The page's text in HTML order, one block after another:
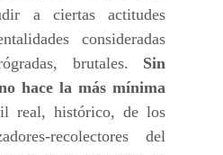
a ciertas actitudes
consideradas
brutales. Sin
hace la más mínima
real, histórico, de los
recolectores del